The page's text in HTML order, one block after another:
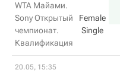
WTA Майами.
Sony Открытый
чемпионат.
Квалификация
Female
Single
20.05, 15:35